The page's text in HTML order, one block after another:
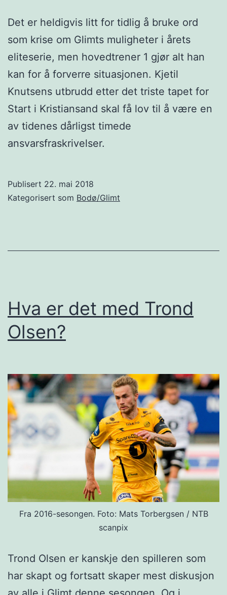
Det er heldigvis litt for tidlig å bruke ord
som krise om Glimts muligheter i årets
eliteserie, men hovedtrener 1 gjør alt han
kan for å forverre situasjonen. Kjetil
Knutsens utbrudd etter det triste tapet for
Start i Kristiansand skal få lov til å være en
av tidenes dårligst timede
ansvarsfraskrivelser.
Publisert 22. mai 2018
Kategorisert som Bodø/Glimt
Hva er det med Trond
Olsen?
Fra 2016-sesongen. Foto: Mats Torbergsen / NTB
scanpix
Trond Olsen er kanskje den spilleren som
har skapt og fortsatt skaper mest diskusjon